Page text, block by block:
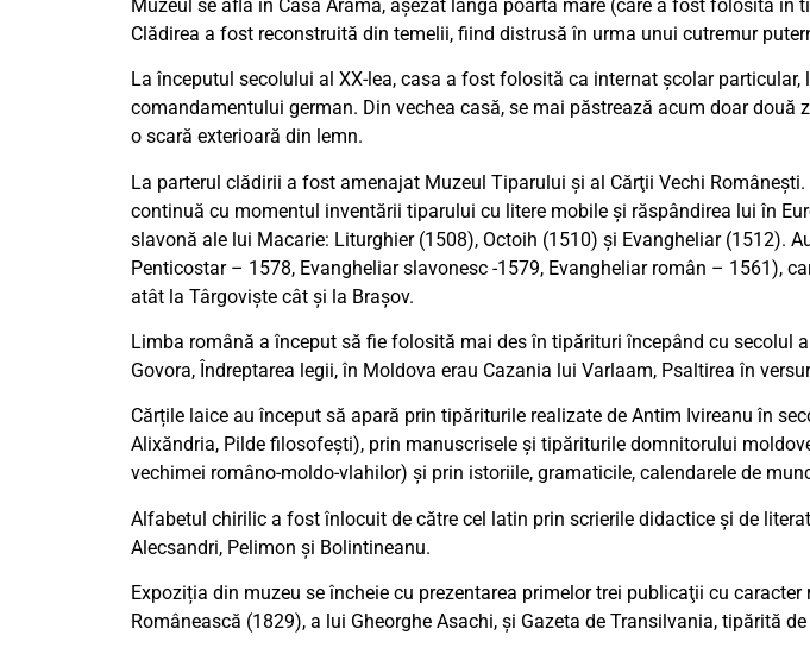
Muzeul se află în Casa Aramă, așezat lângă poarta mare (care a fost folosită
Clădirea a fost reconstruită din temelii, fiind distrusă în urma unui cutremur
La începutul secolului al XX-lea, casa a fost folosită ca internat şcolar
comandamentului german. Din vechea casă, se mai păstrează acum doar
o scară exterioară din lemn.
La parterul clădirii a fost amenajat Muzeul Tiparului şi al Cărţii Vechi
continuă cu momentul inventării tiparului cu litere mobile şi răspândirea lui în
slavonă ale lui Macarie: Liturghier (1508), Octoih (1510) şi Evangheliar (1512).
Penticostar – 1578, Evangheliar slavonesc -1579, Evangheliar român – 1561),
atât la Târgoviște cât și la Brașov.
Limba română a început să fie folosită mai des în tipărituri începând cu secolul
Govora, Îndreptarea legii, în Moldova erau Cazania lui Varlaam, Psaltirea în
Cărțile laice au început să apară prin tipăriturile realizate de Antim Ivireanu în
Alixăndria, Pilde filosofeşti), prin manuscrisele şi tipăriturile domnitorului
vechimei româno-moldo-vlahilor) și prin istoriile, gramaticile, calendarele de
Alfabetul chirilic a fost înlocuit de către cel latin prin scrierile didactice şi de
Alecsandri, Pelimon şi Bolintineanu.
Expoziția din muzeu se încheie cu prezentarea primelor trei publicaţii cu
Românească (1829), a lui Gheorghe Asachi, şi Gazeta de Transilvania, tipărită